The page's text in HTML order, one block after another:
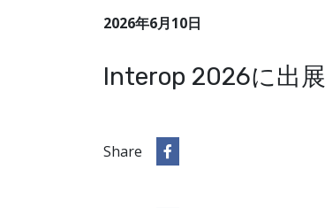
2026年6月10日
Interop 2026に出展
Share